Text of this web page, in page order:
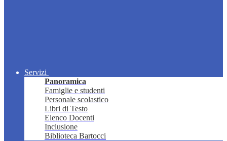
Servizi
Panoramica
Famiglie e studenti
Personale scolastico
Libri di Testo
Elenco Docenti
Inclusione
Biblioteca Bartocci